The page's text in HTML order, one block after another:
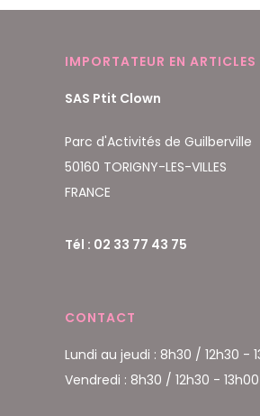
IMPORTATEUR EN ARTICLES
SAS Ptit Clown
Parc d'Activités de Guilberville
50160 TORIGNY-LES-VILLES
FRANCE
Tél : 02 33 77 43 75
CONTACT
Lundi au jeudi : 8h30 / 12h30 -
Vendredi : 8h30 / 12h30 -